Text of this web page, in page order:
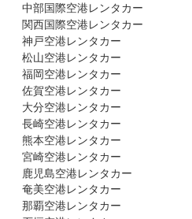
中部国際空港レンタカー
関西国際空港レンタカー
神戸空港レンタカー
松山空港レンタカー
福岡空港レンタカー
佐賀空港レンタカー
大分空港レンタカー
長崎空港レンタカー
熊本空港レンタカー
宮崎空港レンタカー
鹿児島空港レンタカー
奄美空港レンタカー
那覇空港レンタカー